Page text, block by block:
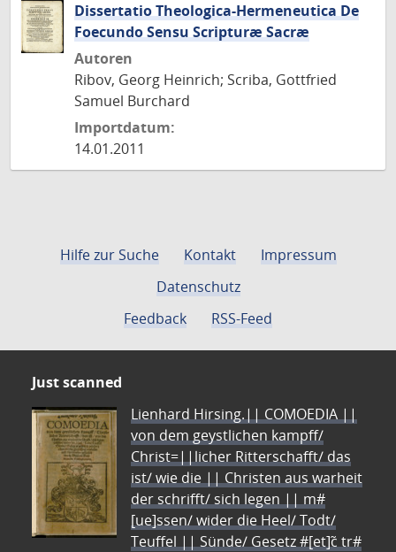
Dissertatio Theologica-Hermeneutica De
Foecundo Sensu Scripturæ Sacræ
Autoren
Ribov, Georg Heinrich; Scriba, Gottfried
Samuel Burchard
Importdatum:
14.01.2011
Hilfe zur Suche Kontakt
Impressum
Datenschutz
Feedback
RSS-Feed
Just scanned
Lienhard Hirsing.|| COMOEDIA ||
von dem geystlichen kampff/
Christ=||licher Ritterschafft/ das
ist/ wie die || Christen aus warheit
der schrifft/ sich legen || m#
[ue]ssen/ wider die Heel/ Todt/
Teuffel || Sünde/ Gesetz #[et]c̃ tr#